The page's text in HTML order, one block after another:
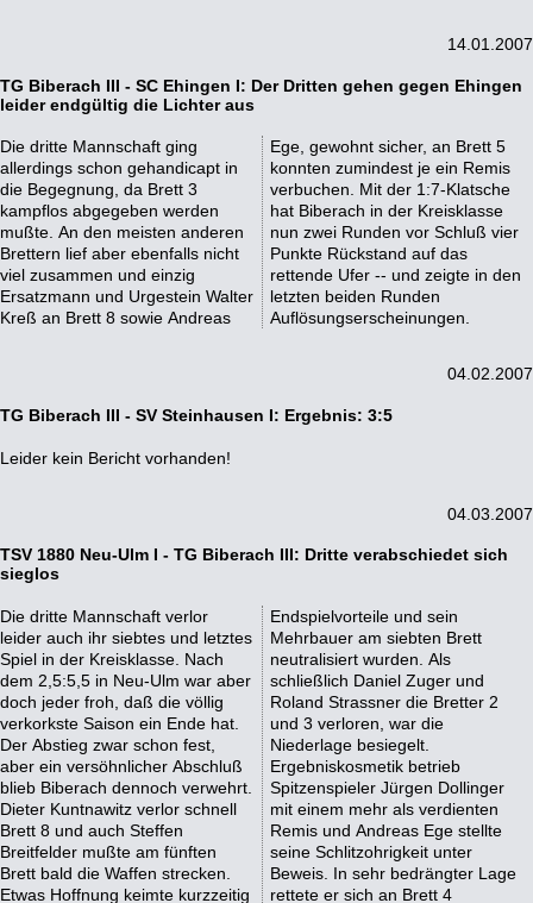
14.01.2007
TG Biberach III - SC Ehingen I: Der Dritten gehen gegen Ehingen
leider endgültig die Lichter aus
Die dritte Mannschaft ging
allerdings schon gehandicapt in
die Begegnung, da Brett 3
kampflos abgegeben werden
mußte. An den meisten anderen
Brettern lief aber ebenfalls nicht
viel zusammen und einzig
Ersatzmann und Urgestein Walter
Kreß an Brett 8 sowie Andreas
Ege, gewohnt sicher, an Brett 5
konnten zumindest je ein Remis
verbuchen. Mit der 1:7-Klatsche
hat Biberach in der Kreisklasse
nun zwei Runden vor Schluß vier
Punkte Rückstand auf das
rettende Ufer -- und zeigte in den
letzten beiden Runden
Auflösungserscheinungen.
04.02.2007
TG Biberach III - SV Steinhausen I: Ergebnis: 3:5
Leider kein Bericht vorhanden!
04.03.2007
TSV 1880 Neu-Ulm I - TG Biberach III: Dritte verabschiedet sich
sieglos
Die dritte Mannschaft verlor
leider auch ihr siebtes und letztes
Spiel in der Kreisklasse. Nach
dem 2,5:5,5 in Neu-Ulm war aber
doch jeder froh, daß die völlig
verkorkste Saison ein Ende hat.
Der Abstieg zwar schon fest,
aber ein versöhnlicher Abschluß
blieb Biberach dennoch verwehrt.
Dieter Kuntnawitz verlor schnell
Brett 8 und auch Steffen
Breitfelder mußte am fünften
Brett bald die Waffen strecken.
Etwas Hoffnung keimte kurzzeitig
Endspielvorteile und sein
Mehrbauer am siebten Brett
neutralisiert wurden. Als
schließlich Daniel Zuger und
Roland Strassner die Bretter 2
und 3 verloren, war die
Niederlage besiegelt.
Ergebniskosmetik betrieb
Spitzenspieler Jürgen Dollinger
mit einem mehr als verdienten
Remis und Andreas Ege stellte
seine Schlitzohrigkeit unter
Beweis. In sehr bedrängter Lage
rettete er sich an Brett 4